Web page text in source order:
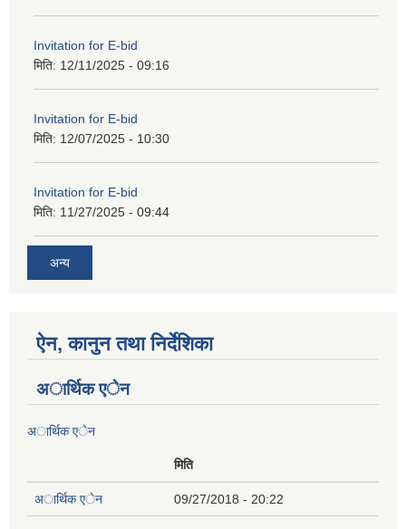
Invitation for E-bid
मिति: 12/11/2025 - 09:16
Invitation for E-bid
मिति: 12/07/2025 - 10:30
Invitation for E-bid
मिति: 11/27/2025 - 09:44
अन्य
ऐन, कानुन तथा निर्देशिका
अार्थिक एेन
अार्थिक एेन
मिति
अार्थिक एेन 09/27/2018 - 20:22